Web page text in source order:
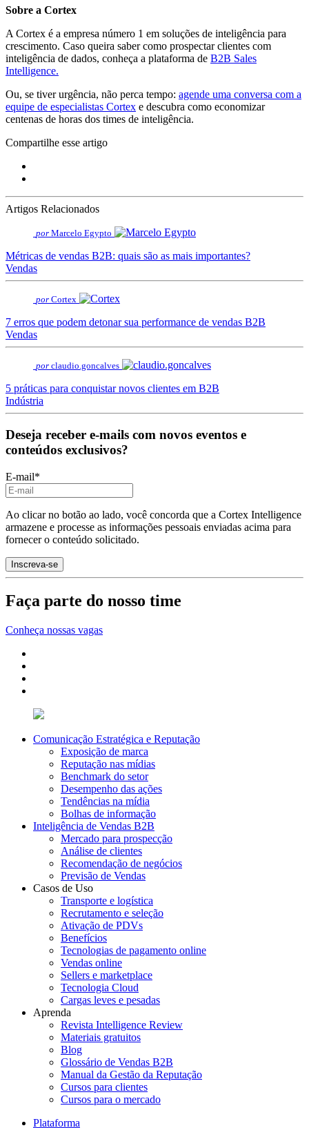
Sobre a Cortex
A Cortex é a empresa número 1 em soluções de inteligência para
crescimento. Caso queira saber como prospectar clientes com
inteligência de dados, conheça a plataforma de B2B Sales
Intelligence.
Ou, se tiver urgência, não perca tempo: agende uma conversa com a
equipe de especialistas Cortex e descubra como economizar
centenas de horas dos times de inteligência.
Compartilhe esse artigo
Artigos Relacionados
por Marcelo Egypto
Métricas de vendas B2B: quais são as mais importantes?
Vendas
por Cortex
7 erros que podem detonar sua performance de vendas B2B
Vendas
por claudio.goncalves
5 práticas para conquistar novos clientes em B2B
Indústria
Deseja receber e-mails com novos eventos e
conteúdos exclusivos?
E-mail*
Ao clicar no botão ao lado, você concorda que a Cortex Intelligence
armazene e processe as informações pessoais enviadas acima para
fornecer o conteúdo solicitado.
Faça parte do nosso time
Conheça nossas vagas
Comunicação Estratégica e Reputação
Exposição de marca
Reputação nas mídias
Benchmark do setor
Desempenho das ações
Tendências na mídia
Bolhas de informação
Inteligência de Vendas B2B
Mercado para prospecção
Análise de clientes
Recomendação de negócios
Previsão de Vendas
Casos de Uso
Transporte e logística
Recrutamento e seleção
Ativação de PDVs
Benefícios
Tecnologias de pagamento online
Vendas online
Sellers e marketplace
Tecnologia Cloud
Cargas leves e pesadas
Aprenda
Revista Intelligence Review
Materiais gratuitos
Blog
Glossário de Vendas B2B
Manual da Gestão da Reputação
Cursos para clientes
Cursos para o mercado
Plataforma